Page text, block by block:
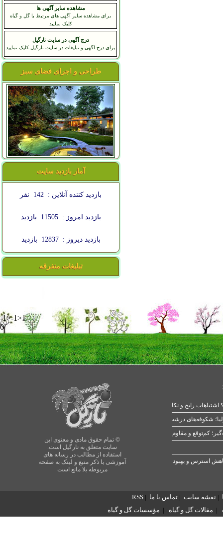
مشاهده سایر آگهی ها
برای مشاهده سایر آگهی های مرتبط با گل و گیاه
کلیک نمایید
درج آگهی در سایت نارگیل
برای درج آگهی و تبلیغات در سایت نارگیل کلیک نمایید
طراحی و اجرای فضای سبز
آمار بازدید سایت
بازدید کننده آنلاین : 142 نفر
بازدید امروز : 11505 بازدید
بازدید دیروز : 12837 بازدید
تبلیغات متفرقه
-1>-1>1
0
© تمام حقوق مادی و معنوی این
سایت متعلق به نارگیل است.
استفاده از مطالب در رسانه های
آموزشی با ذکر منبع و لینک به صفحه
مربوطه بلا مانع است
رایج و نکات طلایی
شکوفه‌های درشت در بهار
| نقشه سایت | تماس با ما |
RSS
| مقالات گل و گیاه | مؤسسات گل و گیاه